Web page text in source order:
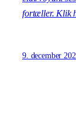
fortæller. Klik
9. december